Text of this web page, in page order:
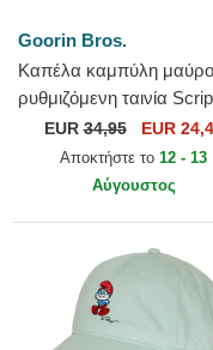
Goorin Bros.
Καπέλα καμπύλη μαύρο
ρυθμιζόμενη ταινία
Papa The Farm Goorin
EUR34,95 EUR
Αποκτήστε το 12 - 13
Αύγουστος